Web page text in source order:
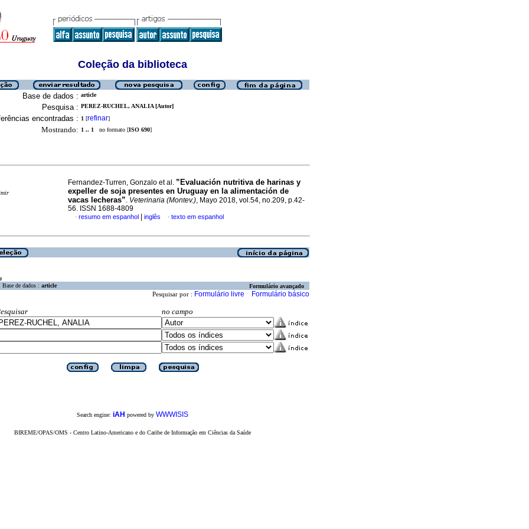
Coleção da biblioteca
Base de dados : article
Pesquisa : PEREZ-RUCHEL, ANALIA [Autor]
encontradas : 1 [refinar]
Mostrando: 1 .. 1 no formato [ISO 690]
Fernandez-Turren, Gonzalo et al. ”Evaluación nutritiva de harinas y
expeller de soja presentes en Uruguay en la alimentación de
vacas lecheras”. Veterinaria (Montev.), Mayo 2018, vol.54, no.209, p.42-
56. ISSN 1688-4809
· resumo em espanhol inglês · texto em espanhol
Base de dados : article Formulário avançado
Pesquisar por : Formulário livre Formulário básico
no campo
Search engine: iAH powered by WWWISIS
BIREME/OPAS/OMS - Centro Latino-Americano e do Caribe de Informação em Ciências da Saúde